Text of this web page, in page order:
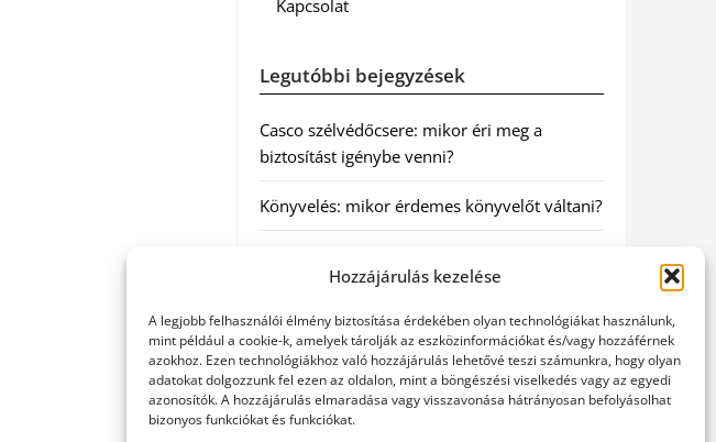
Hozzájárulás kezelése
A legjobb felhasználói élmény biztosítása érdekében olyan technológiákat használunk,
mint például a cookie-k, amelyek tárolják az eszközinformációkat és/vagy hozzáférnek
azokhoz. Ezen technológiákhoz való hozzájárulás lehetővé teszi számunkra, hogy olyan
adatokat dolgozzunk fel ezen az oldalon, mint a böngészési viselkedés vagy az egyedi
azonosítók. A hozzájárulás elmaradása vagy visszavonása hátrányosan befolyásolhat
bizonyos funkciókat és funkciókat.
Kapcsolat
Legutóbbi bejegyzések
Casco szélvédőcsere: mikor éri meg a
biztosítást igénybe venni?
Könyvelés: mikor érdemes könyvelőt váltani?
szakszerű jogi háttér a biztonságos
Munkajogi ügyvéd: miért nem érdemes várni
a jogi segítséggel